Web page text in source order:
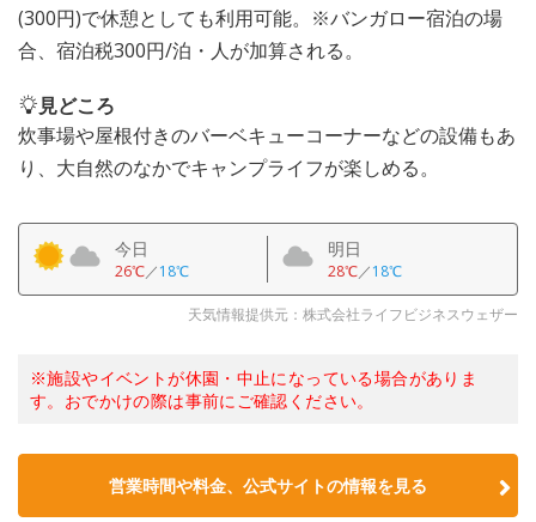
(300円)で休憩としても利用可能。※バンガロー宿泊の場
合、宿泊税300円/泊・人が加算される。
見どころ
炊事場や屋根付きのバーベキューコーナーなどの設備もあ
り、大自然のなかでキャンプライフが楽しめる。
今日
26℃／18℃
明日
28℃／18℃
天気情報提供元：株式会社ライフビジネスウェザー
※施設やイベントが休園・中止になっている場合がありま
す。おでかけの際は事前にご確認ください。
営業時間や料金、公式サイトの情報を見る